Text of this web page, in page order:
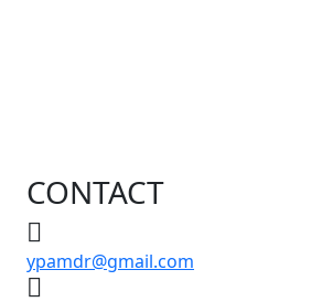
CONTACT
ypamdr@gmail.com